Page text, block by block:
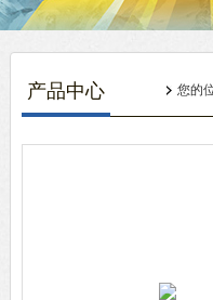
产品中心 您的